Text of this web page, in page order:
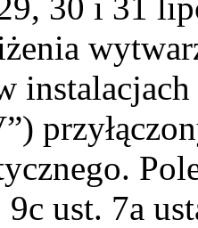
9c ust. 7a